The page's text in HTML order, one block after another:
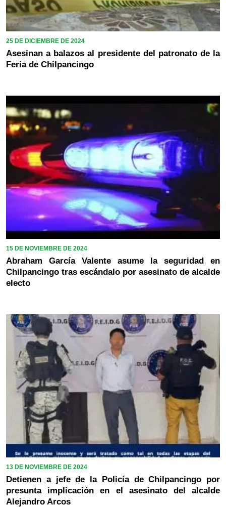
25 DE DICIEMBRE DE 2024
Asesinan a balazos al presidente del patronato de la
Feria de Chilpancingo
15 DE NOVIEMBRE DE 2024
Abraham García Valente asume la seguridad en
Chilpancingo tras escándalo por asesinato de alcalde
electo
13 DE NOVIEMBRE DE 2024
Detienen a jefe de la Policía de Chilpancingo por
presunta implicación en el asesinato del alcalde
Alejandro Arcos